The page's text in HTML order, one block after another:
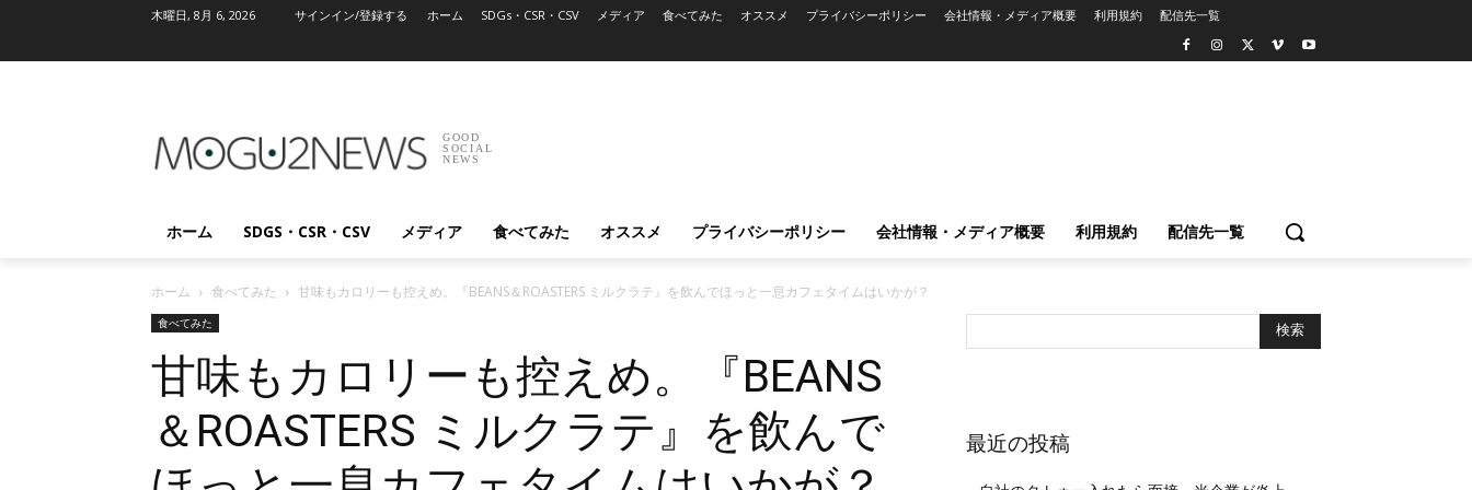
木曜日, 8月 6, 2026 サインイン/登録する ホーム SDGs・CSR・CSV メディア 食べてみた オススメ プライバシーポリシー 会社情報・メディア概要 利用規約 配信先一覧
GOOD
SOCIAL
NEWS
ホーム SDGS・CSR・CSV メディア 食べてみた オススメ プライバシーポリシー 会社情報・メディア概要 利用規約 配信先一覧
ホーム 食べてみた 甘味もカロリーも控えめ。『BEANS＆ROASTERS ミルクラテ』を飲んでほっと一息カフェタイムはいかが？
食べてみた
甘味もカロリーも控えめ。『BEANS
＆ROASTERS ミルクラテ』を飲んで
最近の投稿